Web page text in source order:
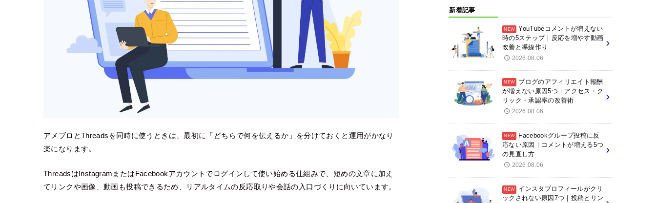
アメブロとThreadsを同時に使うときは、最初に「どちらで何を伝えるか」を分けておくと運用がかなり
楽になります。
ThreadsはInstagramまたはFacebookアカウントでログインして使い始める仕組みで、短めの文章に加え
てリンクや画像、動画も投稿できるため、リアルタイムの反応取りや会話の入口づくりに向いています。
新着記事
YouTubeコメントが増えない
時の5ステップ｜反応を増やす動画
改善と導線作り
2026.08.06
ブログのアフィリエイト報酬
が増えない原因5つ｜アクセス・ク
リック・承認率の改善術
2026.08.06
Facebookグループ投稿に反
応ない原因｜コメントが増える5つ
の見直し方
2026.08.06
インスタプロフィールがクリ
ックされない原因7つ｜投稿とリン